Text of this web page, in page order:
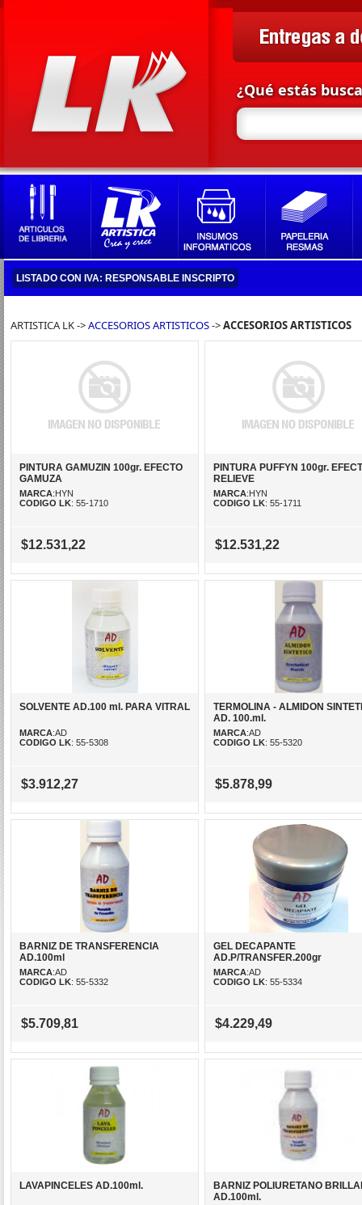
¿Qué estás
LISTADO CON IVA: RESPONSABLE INSCRIPTO
ARTISTICA LK ->ACCESORIOS ARTISTICOS->ACCESORIOS ARTISTICOS
PINTURA GAMUZIN 100gr. EFECTO
GAMUZA
MARCA:HYN
CODIGO LK: 55-1710
$12.531,22
PINTURA PUFFYN 100gr.
RELIEVE
MARCA:HYN
CODIGO LK: 55-1711
$12.531,22
SOLVENTE AD.100 ml. PARA VITRAL
MARCA:AD
CODIGO LK: 55-5308
$3.912,27
TERMOLINA - ALMIDON
AD. 100.ml.
MARCA:AD
CODIGO LK: 55-5320
$5.878,99
BARNIZ DE TRANSFERENCIA
AD.100ml
MARCA:AD
CODIGO LK: 55-5332
$5.709,81
GEL DECAPANTE
AD.P/TRANSFER.200gr
MARCA:AD
CODIGO LK: 55-5334
$4.229,49
LAVAPINCELES AD.100ml.
BARNIZ POLIURETANO
AD.100ml.